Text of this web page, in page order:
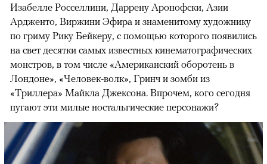
Изабелле Росселлини, Даррену Аронофски, Азии
Ардженто, Виржини Эфира и знаменитому художнику
по гриму Рику Бейкеру, с помощью которого появились
на свет десятки самых известных кинематографических
монстров, в том числе «Американский оборотень в
Лондоне», «Человек-волк», Гринч и зомби из
«Триллера» Майкла Джексона. Впрочем, кого сегодня
пугают эти милые ностальгические персонажи?